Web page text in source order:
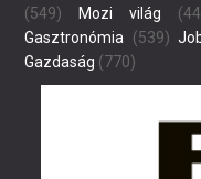
(549)
Mozi világ
Gasztronómia (539)
Gazdaság (770)